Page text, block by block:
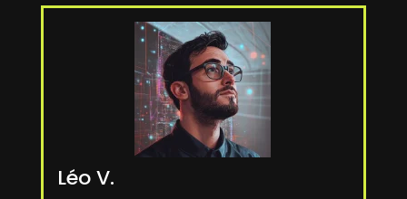
Léo V.